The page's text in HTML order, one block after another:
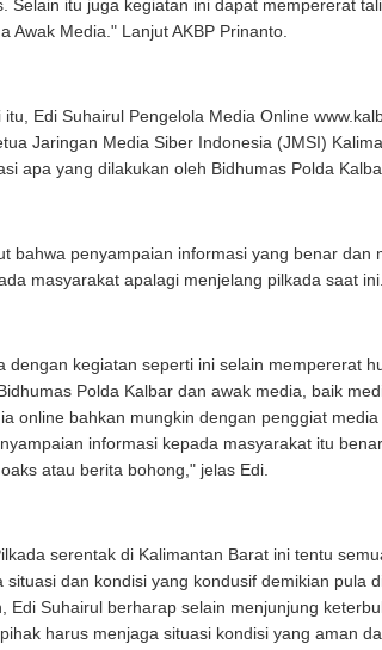
Selain itu juga kegiatan ini dapat mempererat
Awak Media." Lanjut AKBP Prinanto.
itu, Edi Suhairul Pengelola Media Online
Jaringan Media Siber Indonesia (JMSI)
apa yang dilakukan oleh Bidhumas Polda
bahwa penyampaian informasi yang benar dan
masyarakat apalagi menjelang pilkada saat ini.
dengan kegiatan seperti ini selain mempererat
Polda Kalbar dan awak media, baik
online bahkan mungkin dengan penggiat media
informasi kepada masyarakat itu
atau berita bohong," jelas Edi.
serentak di Kalimantan Barat ini tentu
situasi dan kondisi yang kondusif demikian pula
Edi Suhairul berharap selain menjunjung
harus menjaga situasi kondisi yang aman